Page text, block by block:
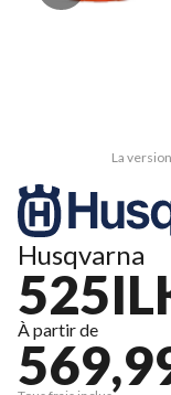
La
Husqvarna
À partir de